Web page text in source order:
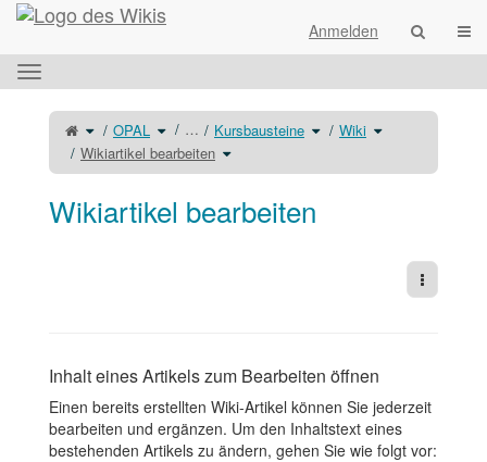
Startseite
Anmelden
Das
horizontale
Menü
umschalten.
Schalte
denübergeordneten
Baum
von
Wikiartikel
bearbeiten
um.
OPAL Schalte
denVerzeichnisbaum
unter
OPAL
um.
… Kursbausteine Schalte
denVerzeichnisbaum
Wiki Schalte
den
Wikiartikel bearbeiten Schalte
den
unter
Wikiartikel
Wikiartikel bearbeiten
Weitere
Inhalt eines Artikels zum Bearbeiten öffnen
Einen bereits erstellten Wiki-Artikel können Sie jederzeit
bearbeiten und ergänzen. Um den Inhaltstext eines
bestehenden Artikels zu ändern, gehen Sie wie folgt vor: